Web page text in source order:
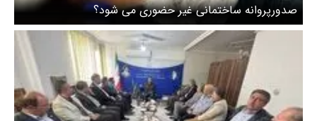
صدورپروانه ساختمانی غیر حضوری می شود؟